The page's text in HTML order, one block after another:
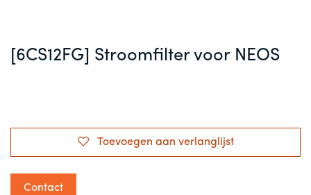
[6CS12FG] Stroomfilter voor NEOS
Toevoegen aan verlanglijst
Contact